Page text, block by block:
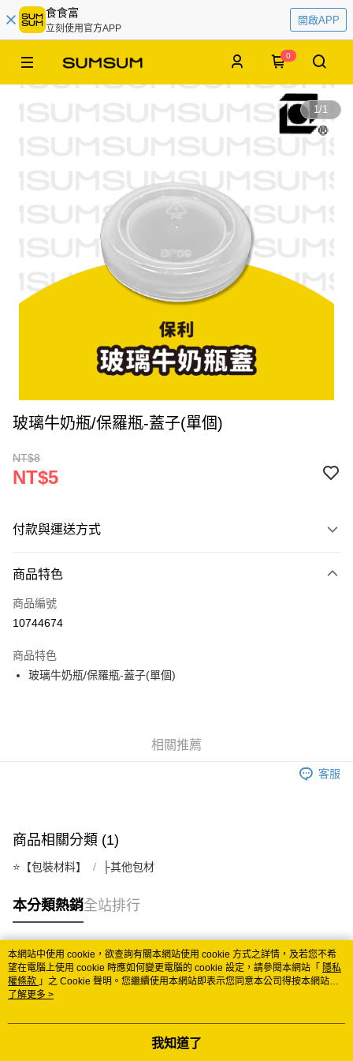
食食富
立刻使用官方APP
開啟APP
0
1/1
玻璃牛奶瓶/保羅瓶-蓋子(單個)
NT$8
NT$5
付款與運送方式
信用卡一次付款
超商取貨付款
Apple Pay
每筆NT$60
付款後全家取貨
每筆NT$60
7-11取貨付款
每筆NT$60
每筆NT$60
商品特色
商品編號
10744674
商品特色
玻璃牛奶瓶/保羅瓶-蓋子(單個)
相關推薦
客服
商品相關分類 (1)
⭐️【包裝材料】 ├其他包材
本分類熱銷全站排行
熱門標籤
本網站中使用 cookie，欲查詢有關本網站使用 cookie 方式之詳情，及若您不希
望在電腦上使用 cookie 時應如何變更電腦的 cookie 設定，請參閱本網站「 隱私
權條款 」之 Cookie 聲明。您繼續使用本網站即表示您同意本公司得按本網站使
用條款之 Cookie 聲明使用 cookie。
了解更多 >
我知道了